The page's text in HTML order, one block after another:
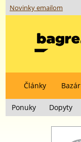
Novinky emailom
Články Bazár
Ponuky Dopyty